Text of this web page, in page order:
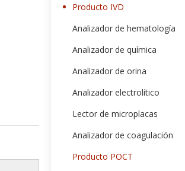
Producto IVD
Analizador de hematología
Analizador de química
Analizador de orina
Analizador electrolítico
Lector de microplacas
Analizador de coagulación
Producto POCT